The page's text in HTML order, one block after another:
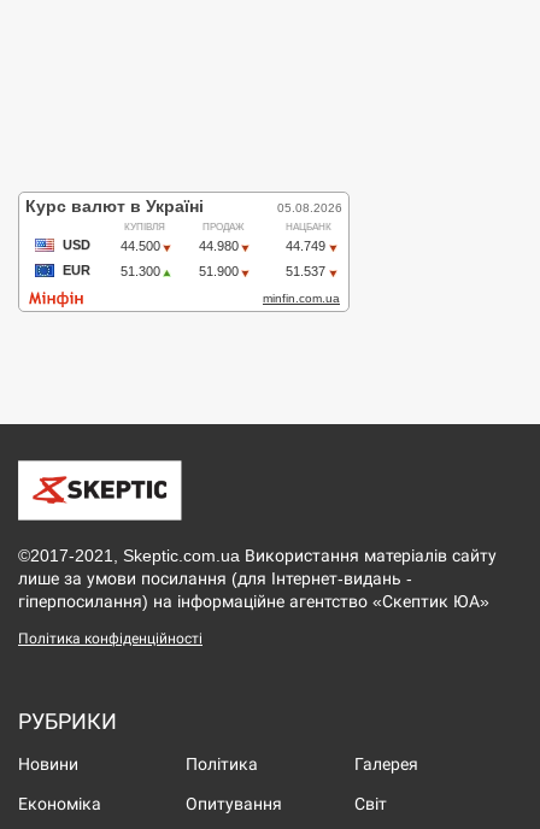
©2017-2021, Skeptic.com.ua Використання матеріалів сайту
лише за умови посилання (для Інтернет-видань -
гіперпосилання) на інформаційне агентство «Скептик ЮА»
Політика конфіденційності
РУБРИКИ
Новини Політика Галерея
Економіка Опитування Світ